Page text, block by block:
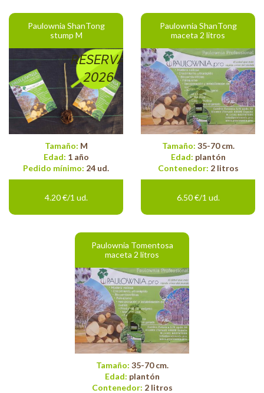
Paulownia ShanTong
stump M
RESERVA
2026
Tamaño: M
Edad: 1 año
Pedido mínimo: 24 ud.
4.20 €/1 ud.
Paulownia ShanTong
maceta 2 litros
Tamaño: 35-70 cm.
Edad: plantón
Contenedor: 2 litros
6.50 €/1 ud.
Paulownia Tomentosa
maceta 2 litros
Tamaño: 35-70 cm.
Edad: plantón
Contenedor: 2 litros